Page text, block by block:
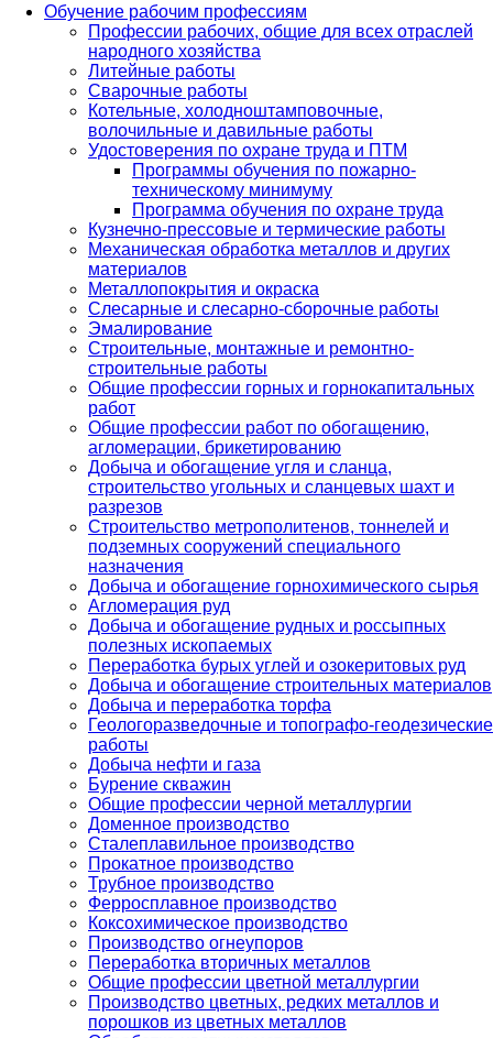
Обучение рабочим профессиям
Профессии рабочих, общие для всех отраслей
народного хозяйства
Литейные работы
Сварочные работы
Котельные, холодноштамповочные,
волочильные и давильные работы
Удостоверения по охране труда и ПТМ
Программы обучения по пожарно-
техническому минимуму
Программа обучения по охране труда
Кузнечно-прессовые и термические работы
Механическая обработка металлов и других
материалов
Металлопокрытия и окраска
Слесарные и слесарно-сборочные работы
Эмалирование
Строительные, монтажные и ремонтно-
строительные работы
Общие профессии горных и горнокапитальных
работ
Общие профессии работ по обогащению,
агломерации, брикетированию
Добыча и обогащение угля и сланца,
строительство угольных и сланцевых шахт и
разрезов
Строительство метрополитенов, тоннелей и
подземных сооружений специального
назначения
Добыча и обогащение горнохимического сырья
Агломерация руд
Добыча и обогащение рудных и россыпных
полезных ископаемых
Переработка бурых углей и озокеритовых руд
Добыча и обогащение строительных материалов
Добыча и переработка торфа
Геологоразведочные и топографо-геодезические
работы
Добыча нефти и газа
Бурение скважин
Общие профессии черной металлургии
Доменное производство
Сталеплавильное производство
Прокатное производство
Трубное производство
Ферросплавное производство
Коксохимическое производство
Производство огнеупоров
Переработка вторичных металлов
Общие профессии цветной металлургии
Производство цветных, редких металлов и
порошков из цветных металлов